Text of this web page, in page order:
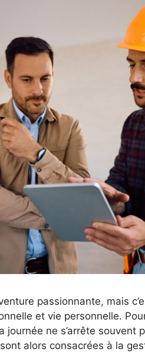
passionnante, mais
et vie personnelle.
journée ne s’arrête souvent
alors consacrées à la